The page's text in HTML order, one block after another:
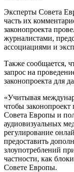
Эксперты Совета
часть их
законопроекта
журналистами,
ассоциациями и
Также сообщается,
запрос на
законопроекта для
«Учитывая
чтобы законопроект
Совета Европы и
аудиовизуальных
регулирование
предоставить
злоупотреблений
частности, как
Совете Европы.